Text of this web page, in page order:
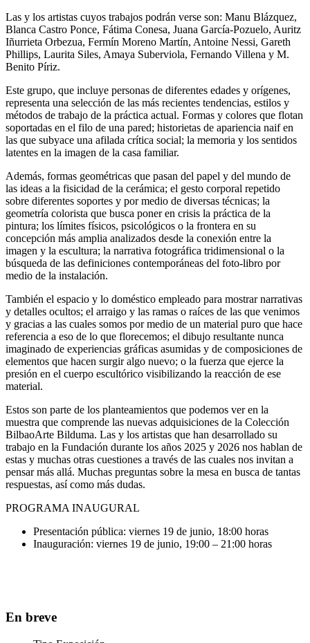
Las y los artistas cuyos trabajos podrán verse son: Manu Blázquez,
Blanca Castro Ponce, Fátima Conesa, Juana García-Pozuelo, Auritz
Iñurrieta Orbezua, Fermín Moreno Martín, Antoine Nessi, Gareth
Phillips, Laurita Siles, Amaya Suberviola, Fernando Villena y M.
Benito Píriz.
Este grupo, que incluye personas de diferentes edades y orígenes,
representa una selección de las más recientes tendencias, estilos y
métodos de trabajo de la práctica actual. Formas y colores que flotan
soportadas en el filo de una pared; historietas de apariencia naif en
las que subyace una afilada crítica social; la memoria y los sentidos
latentes en la imagen de la casa familiar.
Además, formas geométricas que pasan del papel y del mundo de
las ideas a la fisicidad de la cerámica; el gesto corporal repetido
sobre diferentes soportes y por medio de diversas técnicas; la
geometría colorista que busca poner en crisis la práctica de la
pintura; los límites físicos, psicológicos o la frontera en su
concepción más amplia analizados desde la conexión entre la
imagen y la escultura; la narrativa fotográfica tridimensional o la
búsqueda de las definiciones contemporáneas del foto-libro por
medio de la instalación.
También el espacio y lo doméstico empleado para mostrar narrativas
y detalles ocultos; el arraigo y las ramas o raíces de las que venimos
y gracias a las cuales somos por medio de un material puro que hace
referencia a eso de lo que florecemos; el dibujo resultante nunca
imaginado de experiencias gráficas asumidas y de composiciones de
elementos que hacen surgir algo nuevo; o la fuerza que ejerce la
presión en el cuerpo escultórico visibilizando la reacción de ese
material.
Estos son parte de los planteamientos que podemos ver en la
muestra que comprende las nuevas adquisiciones de la Colección
BilbaoArte Bilduma. Las y los artistas que han desarrollado su
trabajo en la Fundación durante los años 2025 y 2026 nos hablan de
estas y muchas otras cuestiones a través de las cuales nos invitan a
pensar más allá. Muchas preguntas sobre la mesa en busca de tantas
respuestas, así como más dudas.
PROGRAMA INAUGURAL
Presentación pública: viernes 19 de junio, 18:00 horas
Inauguración: viernes 19 de junio, 19:00 – 21:00 horas
En breve